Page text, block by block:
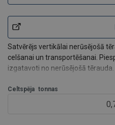
Satvērējs vertikālai nerūsējošā
celšanai un transportēšanai.
izgatavoti no nerūsējošā tērauda.
Celtspēja tonnas